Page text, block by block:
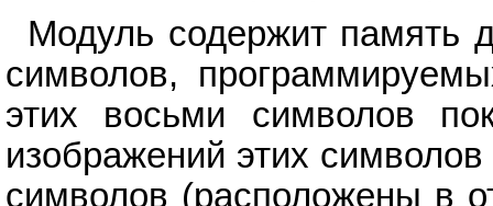
Модуль содержит память
символов,
этих восьми символов
изображений этих
символов (расположены в